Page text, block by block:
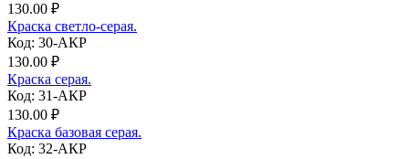
130.00 ₽
Краска светло-серая.
Код: 30-АКР
130.00 ₽
Краска серая.
Код: 31-АКР
130.00 ₽
Краска базовая серая.
Код: 32-АКР